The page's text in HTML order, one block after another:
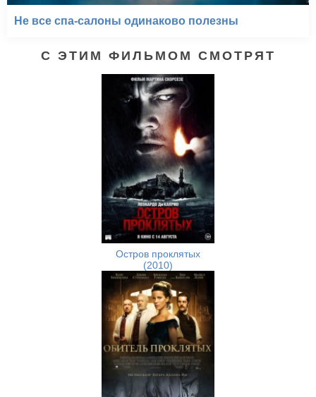
Не все спа-салоны одинаково полезны
С ЭТИМ ФИЛЬМОМ СМОТРЯТ
Остров проклятых
(2010)